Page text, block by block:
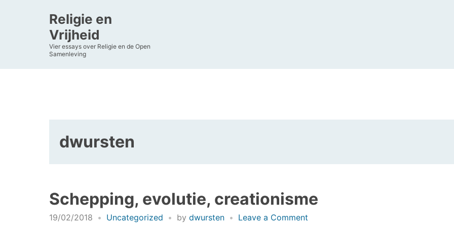
Religie en
Vrijheid
Vier essays over Religie en de Open
Samenleving
dwursten
Schepping, evolutie, creationisme
19/02/2018 Uncategorized by dwursten Leave a Comment